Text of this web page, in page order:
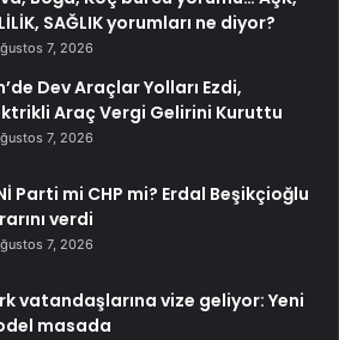
SAĞLIK yorumları ne diyor?
7, 2026
Dev Araçlar Yolları Ezdi,
Araç Vergi Gelirini Kuruttu
7, 2026
Parti mi CHP mi? Erdal Beşikçioğlu
verdi
7, 2026
vatandaşlarına vize geliyor: Yeni
masada